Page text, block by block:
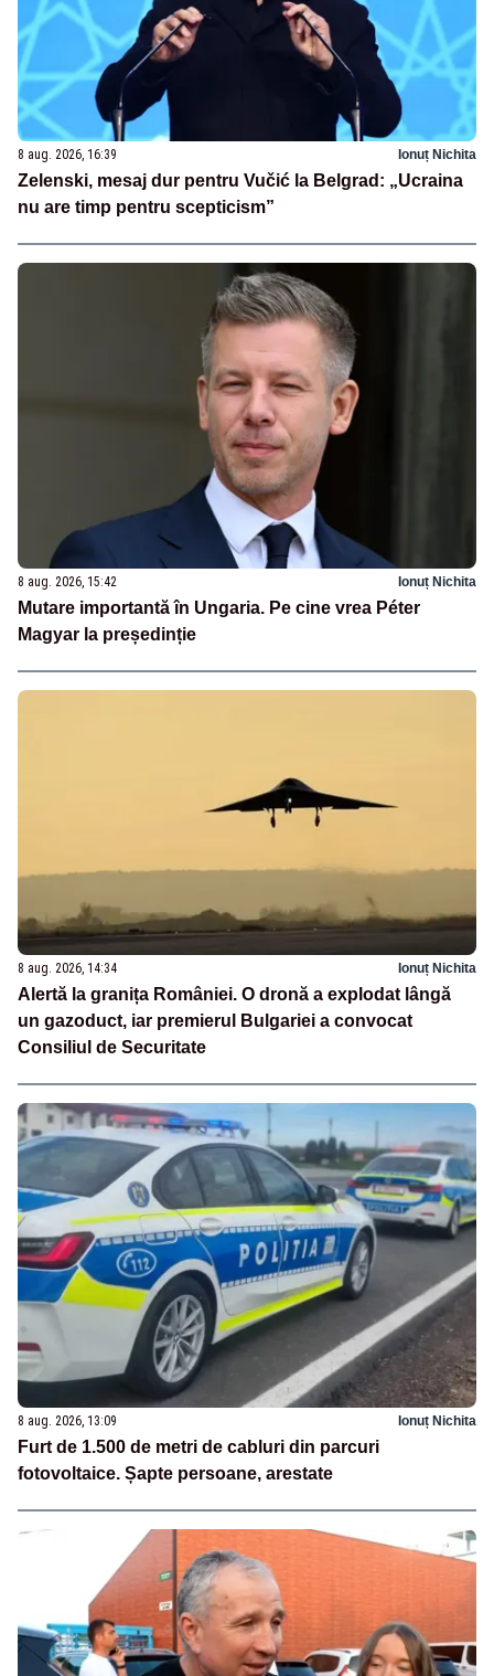
8 aug. 2026, 16:39 Ionuț Nichita
Zelenski, mesaj dur pentru Vučić la Belgrad: „Ucraina
nu are timp pentru scepticism”
8 aug. 2026, 15:42 Ionuț Nichita
Mutare importantă în Ungaria. Pe cine vrea Péter
Magyar la președinție
8 aug. 2026, 14:34 Ionuț Nichita
Alertă la granița României. O dronă a explodat lângă
un gazoduct, iar premierul Bulgariei a convocat
Consiliul de Securitate
8 aug. 2026, 13:09 Ionuț Nichita
Furt de 1.500 de metri de cabluri din parcuri
fotovoltaice. Șapte persoane, arestate